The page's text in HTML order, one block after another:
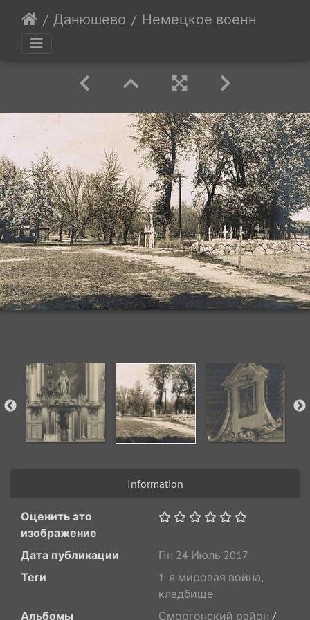
Данюшево Немецкое военное
Information
Оценить это
изображение
Дата публикации
Пн 24 Июль 2017
Теги
1-я мировая война,
кладбище
Альбомы
Сморгонский район /